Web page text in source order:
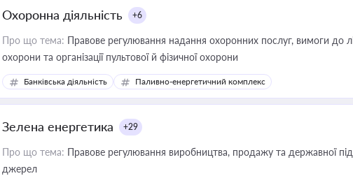
Охоронна діяльність +6
Про що тема: Правове регулювання надання охоронних послуг, вимоги до
охорони та організації пультової й фізичної охорони
Банківська діяльність Паливно-енергетичний комплекс
Зелена енергетика +29
Про що тема: Правове регулювання виробництва, продажу та державної
джерел